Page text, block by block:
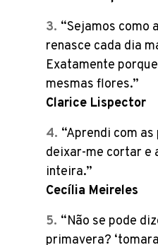
“Sejamos como
renasce cada dia
Exatamente
mesmas flores.”
Clarice Lispector
“Aprendi com
deixar-me cortar e
inteira.”
Cecília Meireles
“Não se pode
primavera?